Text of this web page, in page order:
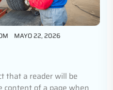
MAYO 22, 2026
that a reader will be